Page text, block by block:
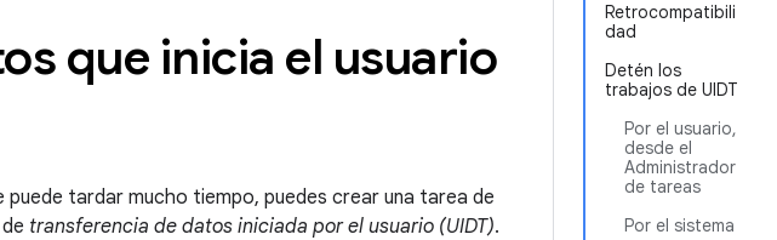
Retrocompatibili
dad
Detén los
trabajos de UIDT
Por el usuario,
desde el
Administrador
de tareas
Por el sistema
que inicia el usuario
tardar mucho tiempo, puedes crear una tarea de
transferencia de datos iniciada por el usuario (UIDT).